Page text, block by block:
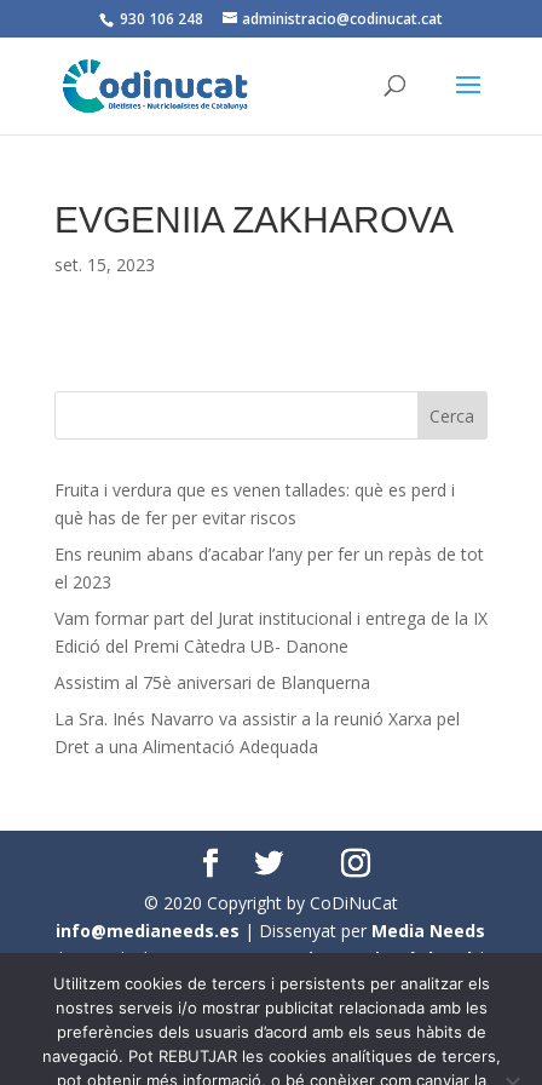
930 106 248 administracio@codinucat.cat
EVGENIIA ZAKHAROVA
set. 15, 2023
Fruita i verdura que es venen tallades: què es perd i
què has de fer per evitar riscos
Ens reunim abans d’acabar l’any per fer un repàs de tot
el 2023
Vam formar part del Jurat institucional i entrega de la IX
Edició del Premi Càtedra UB- Danone
Assistim al 75è aniversari de Blanquerna
La Sra. Inés Navarro va assistir a la reunió Xarxa pel
Dret a una Alimentació Adequada
© 2020 Copyright by CoDiNuCat
info@medianeeds.es | Dissenyat per Media Needs
| Tots els drets reservats aCoDiNuCat |Avís legal|
Avís per cookies
En aquest web s'ha tingut en compte l'ús no sexista del
llenguatge. No obstant això, i a causa de la seva
Utilitzem cookies de tercers i persistents per analitzar els
nostres serveis i/o mostrar publicitat relacionada amb les
preferències dels usuaris d’acord amb els seus hàbits de
navegació. Pot REBUTJAR les cookies analítiques de tercers,
pot obtenir més informació, o bé conèixer com canviar la